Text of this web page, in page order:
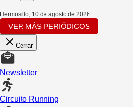
Hermosillo 10 de agosto de 2026
VER MÁS PERIÓDICOS
Cerrar
Newsletter
Circuito Running